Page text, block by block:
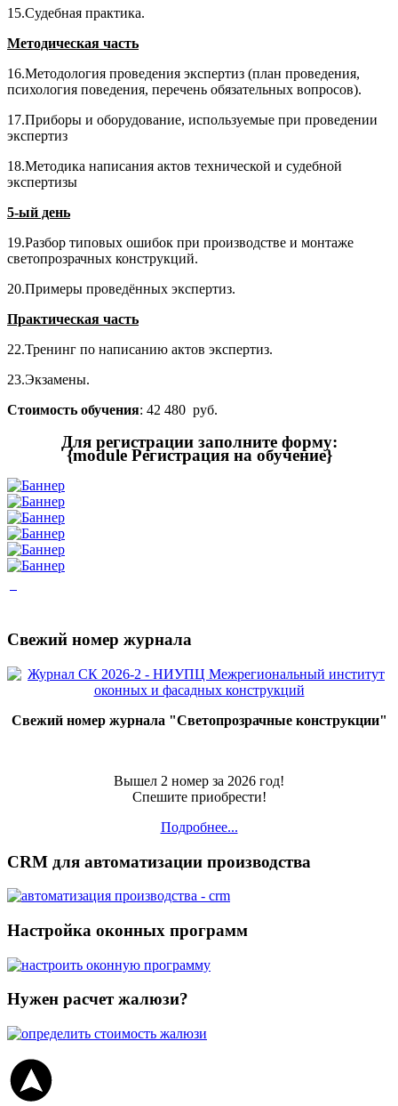
15.Судебная практика.
Методическая часть
16.Методология проведения экспертиз (план проведения,
психология поведения, перечень обязательных вопросов).
17.Приборы и оборудование, используемые при проведении
экспертиз
18.Методика написания актов технической и судебной
экспертизы
5-ый день
19.Разбор типовых ошибок при производстве и монтаже
светопрозрачных конструкций.
20.Примеры проведённых экспертиз.
Практическая часть
22.Тренинг по написанию актов экспертиз.
23.Экзамены.
Стоимость обучения: 42 480 руб.
Для регистрации заполните форму:
{module Регистрация на обучение}
Свежий номер журнала
Свежий номер журнала "Светопрозрачные конструкции"
Вышел 2 номер за 2026 год!
Спешите приобрести!
Подробнее...
CRM для автоматизации производства
Настройка оконных программ
Нужен расчет жалюзи?